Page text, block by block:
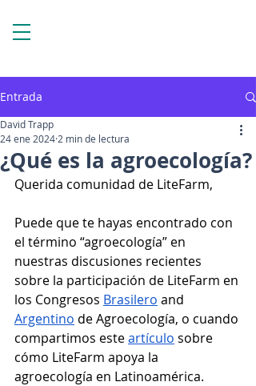
Entrada
¿Qué es la agroecología?
David Trapp
24 ene 2024 2 min de lectura
Querida comunidad de LiteFarm,
Puede que te hayas encontrado con
el término “agroecología” en
nuestras discusiones recientes
sobre la participación de LiteFarm en
los Congresos Brasilero and
Argentino de Agroecología, o cuando
compartimos este artículo sobre
cómo LiteFarm apoya la
agroecología en Latinoamérica.